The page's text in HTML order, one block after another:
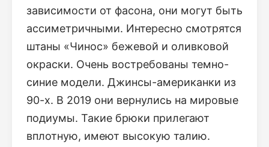
зависимости от фасона, они могут быть
ассиметричными. Интересно смотрятся
штаны «Чинос» бежевой и оливковой
окраски. Очень востребованы темно-
синие модели. Джинсы-американки из
90-х. В 2019 они вернулись на мировые
подиумы. Такие брюки прилегают
вплотную, имеют высокую талию.